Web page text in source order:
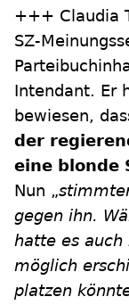
+++ Claudia
SZ-
Intendant. Er
bewiesen,
der
eine blonde
Nun „
gegen ihn.
hatte es auch
möglich
platzen